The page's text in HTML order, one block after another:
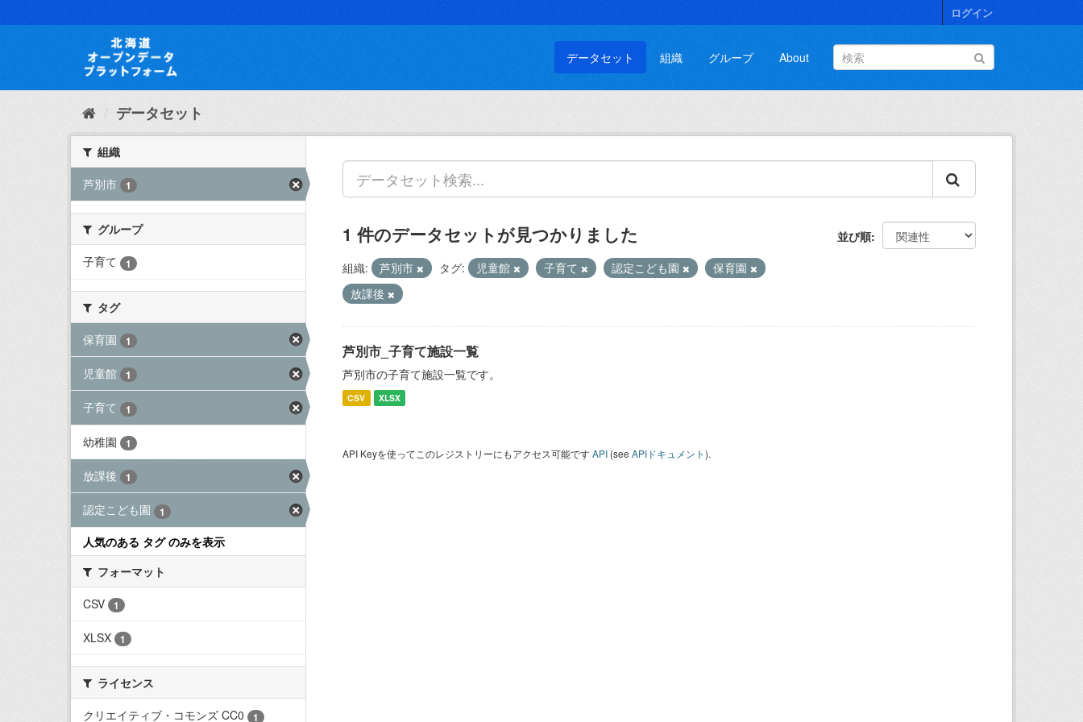
キ
て
ログイン
データセット 組織 グループ About
データセット
組織
芦別市
1
グループ
子育て
1
タグ
保育園
1
児童館 1
子育て 1
幼稚園 1
放課後 1
認定こども園 1
人気のある タグ のみを表示
フォーマット
CSV
1
XLSX 1
ライセンス
クリエイティブ・コモンズ CC0
1
並び順
1 件のデータセットが見つかりました
組織: 芦別市 タグ: 児童館 子育て 認定こども園
保育園
放課後
芦別市_子育て施設一覧
芦別市の子育て施設一覧です。
CSV XLSX
API Keyを使ってこのレジストリーにもアクセス可能ですAPI (see APIドキュメント).